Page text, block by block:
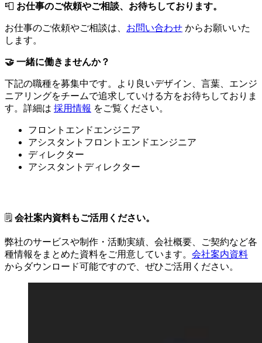
📮 お仕事のご依頼やご相談、お待ちしております。
お仕事のご依頼やご相談は、 お問い合わせ からお願いいた
します。
🤝 一緒に働きませんか？
下記の職種を募集中です。より良いデザイン、言葉、エンジ
ニアリングをチームで追求していける方をお待ちしておりま
す。詳細は 採用情報 をご覧ください。
フロントエンドエンジニア
アシスタントフロントエンドエンジニア
ディレクター
アシスタントディレクター
🗒 会社案内資料もご活用ください。
弊社のサービスや制作・活動実績、会社概要、ご契約など各
種情報をまとめた資料をご用意しています。 会社案内資料
からダウンロード可能ですので、ぜひご活用ください。